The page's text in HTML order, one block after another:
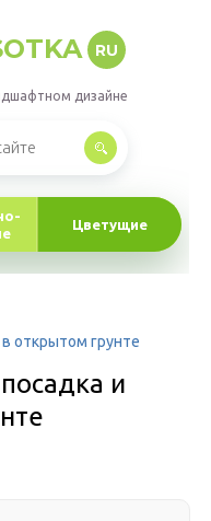
RU
дизайне
Цветущие
открытом грунте
и